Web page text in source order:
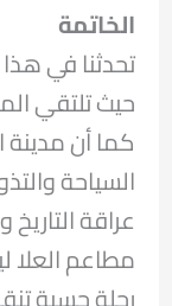
الخاتمة
تحدثنا في
حيث تلتقي
كما أن
السياحة
عراقة
مطاعم